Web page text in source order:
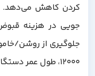
کردن کاهش می‌دهد. این
جویی در هزینه قبوض
جلوگیری از روشن/خاموش
12000، طول عمر دستگاه را افزایش می دهد.